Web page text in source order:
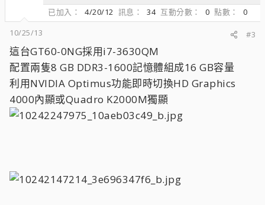
已加入
4/20/12 訊息 34 互動分數 0 點數
0
10/25/13
#3
這台GT60-0NG採用i7-3630QM
配置兩隻8 GB DDR3-1600記憶體組成16 GB容量
利用NVIDIA Optimus功能即時切換HD Graphics
4000內顯或Quadro K2000M獨顯